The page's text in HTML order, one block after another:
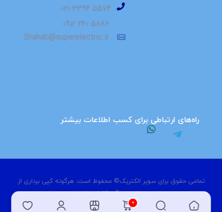
⁮⁮ ⁮⁮5574 3394 021
5886 240 0912
Shahab@superelectric.ir
راه‌های ارتباطی برای کسب اطلاعات بیشتر
تمامی حقوق برای سوپر الکتریک© محفوظ است. هرگونه کپی برداری از
سایت، پیگرد قانونی دارد.
0